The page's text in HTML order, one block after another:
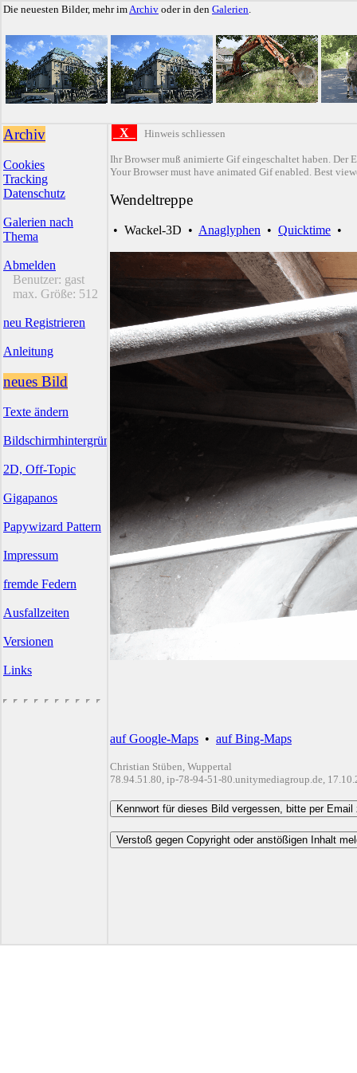
Die neuesten Bilder, mehr imArchiv oder in den Galerien.
Archiv
Cookies
Tracking
Datenschutz
Galerien nach
Thema
Abmelden
Benutzer: gast
max. Größe: 512
neu Registrieren
Anleitung
neues Bild
Texte ändern
Bildschirmhintergründe
2D, Off-Topic
Gigapanos
Papywizard Pattern
Impressum
fremde Federn
Ausfallzeiten
Versionen
Links
X Hinweis schliessen
Ihr Browser muß animierte Gif eingeschaltet haben. Der
Your Browser must have animated Gif enabled. Best
Wendeltreppe
• Wackel-3D • Anaglyphen • Quicktime •
auf Google-Maps • auf Bing-Maps
Christian Stüben, Wuppertal
78.94.51.80, ip-78-94-51-80.unitymediagroup.de,